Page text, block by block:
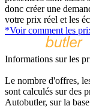
donc créer une
votre prix réel et les
*Voir comment les
Informations sur les
Le nombre d'offres,
sont calculés sur des
Autobutler, sur la